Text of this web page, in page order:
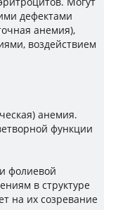
дефектами
анемия),
воздействием
анемия.
функции
фолиевой
в структуре
на их созревание